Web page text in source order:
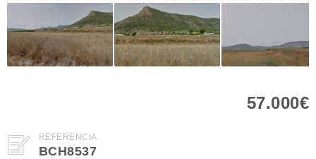
57.000€
REFERENCIA
BCH8537